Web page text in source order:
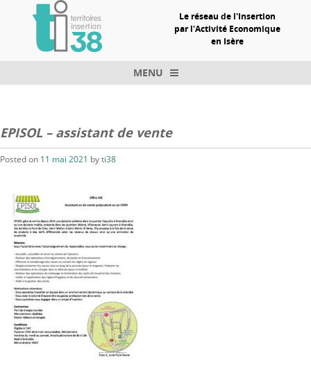
Le réseau de l'Insertion
par l'Activité Economique
en Isère
MENU
EPISOL – assistant de vente
Posted on 11 mai 2021 byti38